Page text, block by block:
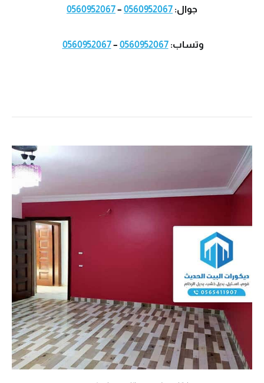
جوال: 0560952067
–
0560952067
وتساب:0560952067
–
0560952067